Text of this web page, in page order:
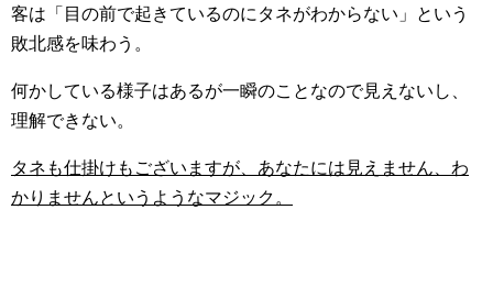
客は「目の前で起きているのにタネがわからない」という
敗北感を味わう。
何かしている様子はあるが一瞬のことなので見えないし、
理解できない。
タネも仕掛けもございますが、あなたには見えません、わ
かりませんというようなマジック。